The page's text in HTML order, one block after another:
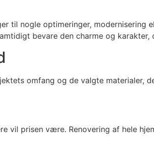
til nogle optimeringer,
bevare den charme og karakter,
omfang og de valgte materialer,
vil prisen være. Renovering af hele